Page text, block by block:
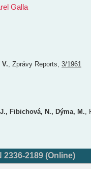
Galla
, Zprávy Reports, 3/1961
Fibichová, N., Dýma, M.,
2336-2189 (Online)